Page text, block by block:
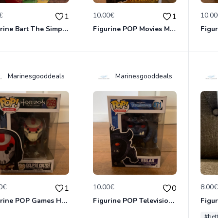
1
Figurine Bart The Simpsons neuve non deboxee
10.00€ 1
Figurine POP Movies Mad Max 514 The Valkyrie neuve jamais deboxee
Marinesgooddeals
1
Figurine POP Games Horizon Zero Dawn 259 Eclipse Cultist neuve jamais deboxee
Marinesgooddeals
10.00€ 0
Figurine POP Television Troll Hunters 471 Bular neuve jamais deboxee
8.00€